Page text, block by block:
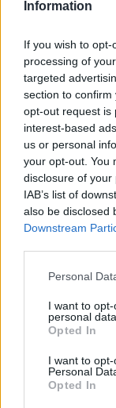
Information
If you wish to
processing of
targeted
section to
opt-out request is
interest-based
us or personal
your opt-out. You
disclosure of
IAB’s list of
also be disclosed
Downstream
Personal
I want to
personal data.
Opted In
I want to
Personal
Opted In
der Merwe;
Christie;
Turner,
A
Skinner,
All.Gregor
La
Nazioni:
9 Scozia
8 Inghilterra
6 Francia
3 Galles